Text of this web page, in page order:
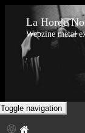
La Horde
Webzine metal
Toggle navigation